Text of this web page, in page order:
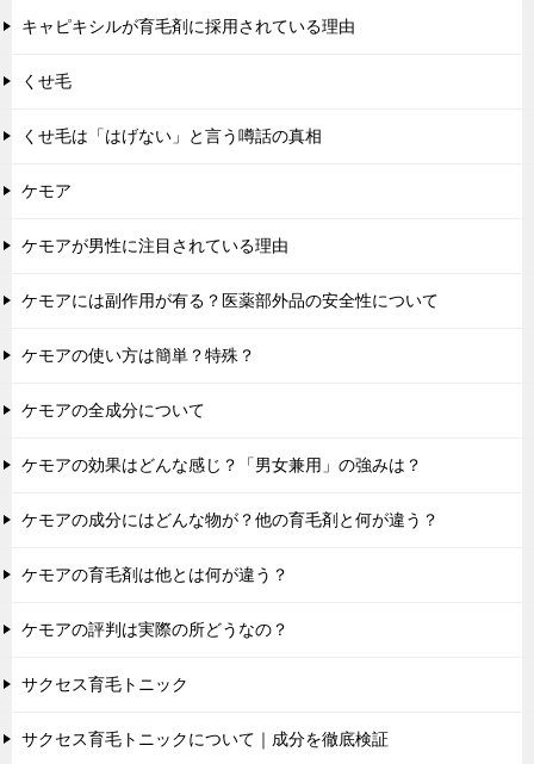
キャピキシルが育毛剤に採用されている理由
くせ毛
くせ毛は「はげない」と言う噂話の真相
ケモア
ケモアが男性に注目されている理由
ケモアには副作用が有る？医薬部外品の安全性について
ケモアの使い方は簡単？特殊？
ケモアの全成分について
ケモアの効果はどんな感じ？「男女兼用」の強みは？
ケモアの成分にはどんな物が？他の育毛剤と何が違う？
ケモアの育毛剤は他とは何が違う？
ケモアの評判は実際の所どうなの？
サクセス育毛トニック
サクセス育毛トニックについて｜成分を徹底検証